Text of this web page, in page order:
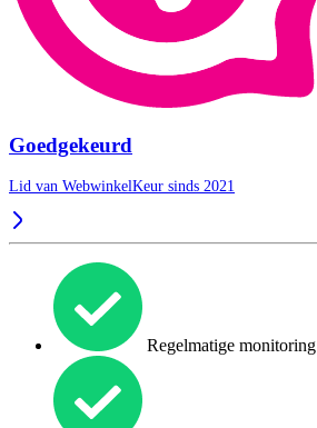
Goedgekeurd
Lid van WebwinkelKeur sinds 2021
Regelmatige monitoring